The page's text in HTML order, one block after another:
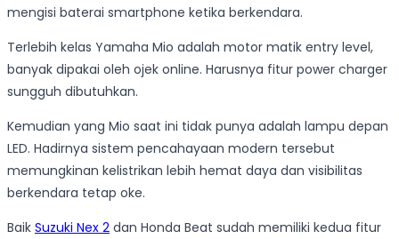
mengisi baterai smartphone ketika berkendara.
Terlebih kelas Yamaha Mio adalah motor matik entry level,
banyak dipakai oleh ojek online. Harusnya fitur power charger
sungguh dibutuhkan.
Kemudian yang Mio saat ini tidak punya adalah lampu depan
LED. Hadirnya sistem pencahayaan modern tersebut
memungkinan kelistrikan lebih hemat daya dan visibilitas
berkendara tetap oke.
Baik Suzuki Nex 2 dan Honda Beat sudah memiliki kedua fitur